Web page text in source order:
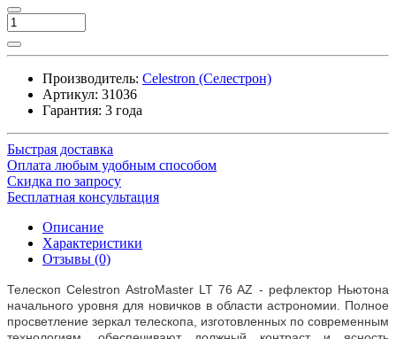
Производитель: Celestron (Селестрон)
Артикул: 31036
Гарантия: 3 года
Быстрая доставка
Оплата любым удобным способом
Скидка по запросу
Бесплатная консультация
Описание
Характеристики
Отзывы (0)
Телескоп Celestron AstroMaster LT 76 AZ - рефлектор Ньютона
начального уровня для новичков в области астрономии. Полное
просветление зеркал телескопа, изготовленных по современным